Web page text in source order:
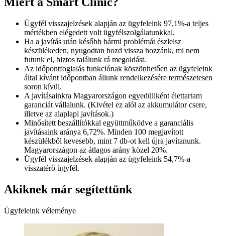
Ügyfél visszajelzések alapján az ügyfeleink 97,1%-a teljes
mértékben elégedett volt ügyfélszolgálatunkkal.
Ha a javítás után később bármi problémát észlelsz
készülékeden, nyugodtan hozd vissza hozzánk, mi nem
futunk el, biztos találunk rá megoldást.
Az időpontfoglalás funkciónak köszönhetően az ügyfeleink
által kívánt időpontban állunk rendelkezésére természetesen
soron kívül.
A javításainkra Magyarországon egyedüliként élettartam
garanciát vállalunk. (Kivétel ez alól az akkumulátor csere,
illetve az alaplapi javítások.)
Minősített beszállítókkal együttműködve a garanciális
javításaink aránya 6,72%. Minden 100 megjavított
készülékből kevesebb, mint 7 db-ot kell újra javítanunk.
Magyarországon az átlagos arány közel 20%.
Ügyfél visszajelzések alapján az ügyfeleink 54,7%-a
visszatérő ügyfél.
Akiknek már segítettünk
Ügyfeleink véleménye